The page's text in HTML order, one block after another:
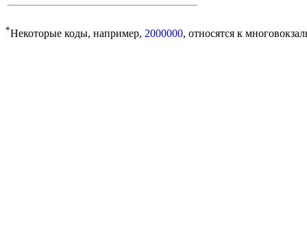
*Некоторые коды, например, 2000000, относятся к